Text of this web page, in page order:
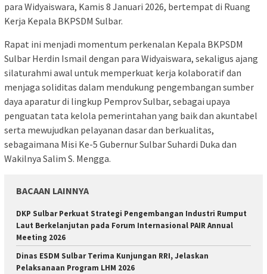
para Widyaiswara, Kamis 8 Januari 2026, bertempat di Ruang
Kerja Kepala BKPSDM Sulbar.
Rapat ini menjadi momentum perkenalan Kepala BKPSDM
Sulbar Herdin Ismail dengan para Widyaiswara, sekaligus ajang
silaturahmi awal untuk memperkuat kerja kolaboratif dan
menjaga soliditas dalam mendukung pengembangan sumber
daya aparatur di lingkup Pemprov Sulbar, sebagai upaya
penguatan tata kelola pemerintahan yang baik dan akuntabel
serta mewujudkan pelayanan dasar dan berkualitas,
sebagaimana Misi Ke-5 Gubernur Sulbar Suhardi Duka dan
Wakilnya Salim S. Mengga.
BACAAN LAINNYA
DKP Sulbar Perkuat Strategi Pengembangan Industri Rumput
Laut Berkelanjutan pada Forum Internasional PAIR Annual
Meeting 2026
Dinas ESDM Sulbar Terima Kunjungan RRI, Jelaskan
Pelaksanaan Program LHM 2026